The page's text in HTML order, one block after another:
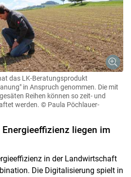
das LK-Beratungsprodukt
in Anspruch genommen. Die mit
Reihen können so zeit- und
werden. © Paula Pöchlauer-
liegen im
in der Landwirtschaft
Die Digitalisierung spielt in